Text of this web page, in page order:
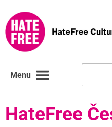
Menu
HateFree